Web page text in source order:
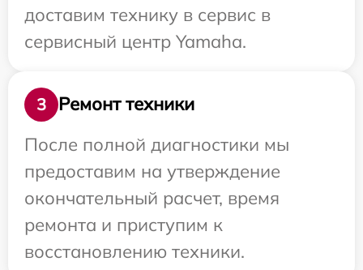
доставим технику в сервис в
сервисный центр Yamaha.
3
Ремонт техники
После полной диагностики мы
предоставим на утверждение
окончательный расчет, время
ремонта и приступим к
восстановлению техники.